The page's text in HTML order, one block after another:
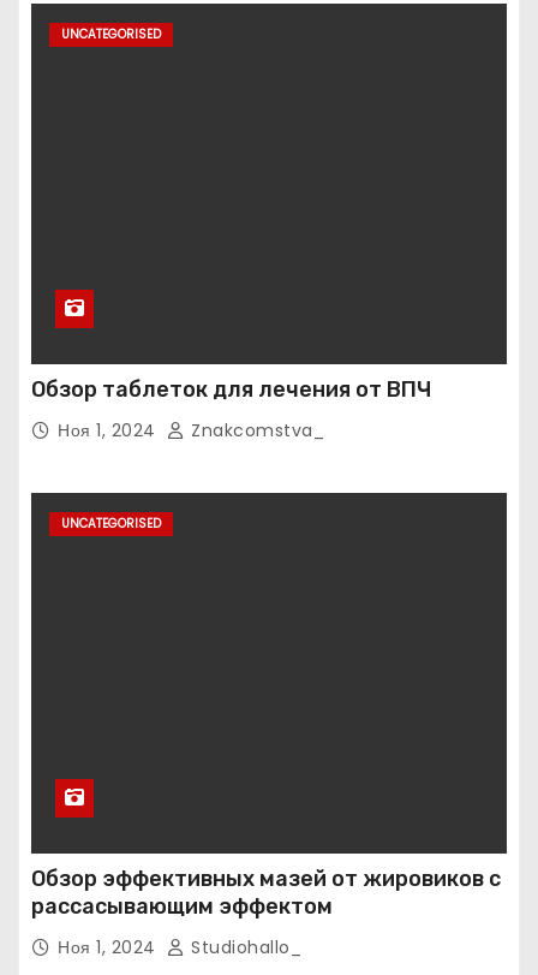
UNCATEGORISED
Обзор таблеток для лечения от ВПЧ
Ноя 1, 2024 Znakcomstva_
UNCATEGORISED
Обзор эффективных мазей от жировиков с
рассасывающим эффектом
Ноя 1, 2024 Studiohallo_